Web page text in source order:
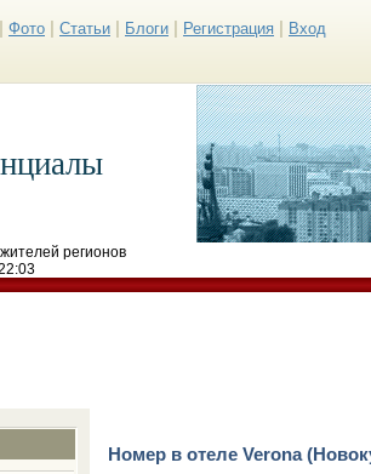
Фото Статьи Блоги Регистрация Вход
регионов
Номер в отеле Verona